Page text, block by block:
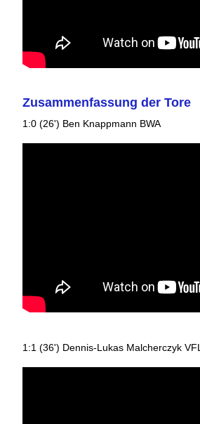
Zusammenfassung der Tore
1:0 (26') Ben Knappmann BWA
1:1 (36') Dennis-Lukas Malcherczyk VFL